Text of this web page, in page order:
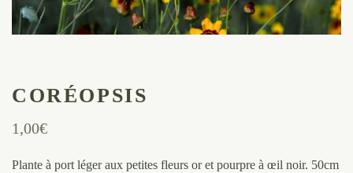
CORÉOPSIS
1,00€
Plante à port léger aux petites fleurs or et pourpre à œil noir. 50cm